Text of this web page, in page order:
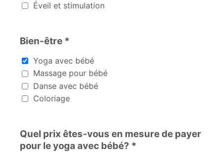
Éveil et stimulation
Bien-être *
Bien-êtreYoga avec bébé
Massage pour bébé
Danse avec bébé
Coloriage
Quel prix êtes-vous en mesure de payer
pour le yoga avec bébé? *